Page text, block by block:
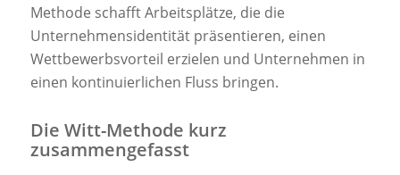
Methode schafft Arbeitsplätze, die die
Unternehmensidentität präsentieren, einen
Wettbewerbsvorteil erzielen und Unternehmen in
einen kontinuierlichen Fluss bringen.
Die Witt-Methode kurz
zusammengefasst